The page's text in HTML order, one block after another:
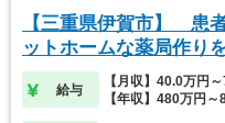
【三重県伊賀市】 患
ットホームな薬局作り
給与
【月収】40.0万円
【年収】480万円～